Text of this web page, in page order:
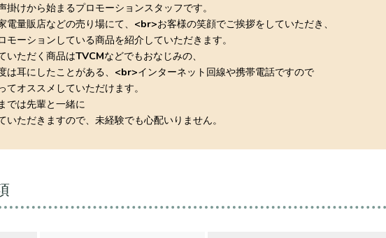
掛けから始まるプロモーションスタッフです。
量販店などの売り場にて、<br>お客様の笑顔でご挨拶をしていただき、
モーションしている商品を紹介していただきます。
いただく商品はTVCMなどでもおなじみの、
は耳にしたことがある、<br>インターネット回線や携帯電話ですので
てオススメしていただけます。
では先輩と一緒に
いただきますので、未経験でも心配いりません。